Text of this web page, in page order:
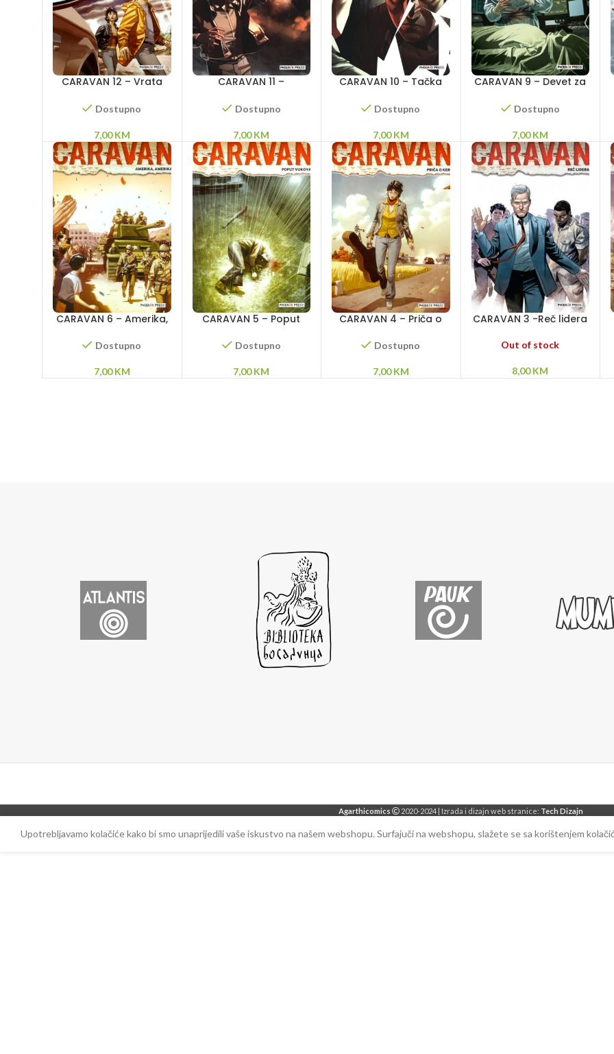
CARAVAN 12 – Vrata
Dostupno
7,00KM
CARAVAN 11 –
Dostupno
7,00KM
CARAVAN 10 – Tačka
Dostupno
7,00KM
CARAVAN 9 – Devet za
Dostupno
7,00KM
CARAVAN 6 – Amerika,
Dostupno
7,00KM
CARAVAN 5 – Poput
Dostupno
7,00KM
CARAVAN 4 – Priča o
Dostupno
7,00KM
CARAVAN 3 -Reč lidera
Out of stock
8,00KM
Agarthicomics 2020-2024 | Izrada i dizajn web stranice: Tech Dizajn
Upotrebljavamo kolačiće kako bi smo unaprijedili vaše iskustvo na našem webshopu. Surfajuči na webshopu, slažete se sa korištenjem